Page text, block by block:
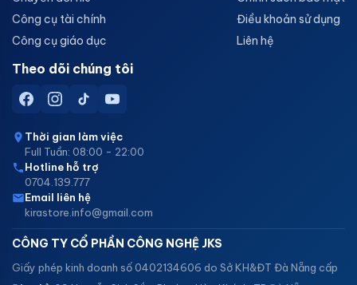
Công cụ tài chính
Công cụ giáo dục
Điều khoản sử dụng
Liên hệ
Theo dõi chúng tôi
Thời gian làm việc
Full Tuần: 08:00 - 22:00
Hotline hỗ trợ
0704.139.777
Email liên hệ
kirastore.info@gmail.com
CÔNG TY CỔ PHẦN CÔNG NGHỆ JKS
Giấy phép kinh doanh số 0402134606 do Sở KH&ĐT Đà Nẵng cấp